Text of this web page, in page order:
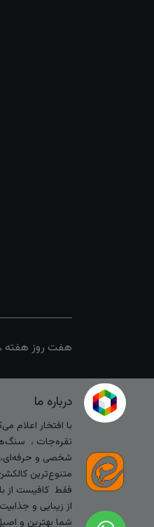
هفت روز هفته ، ۲۴ ساعت شبانه‌روز پاسخگوی شما هستیم
درباره ما
با افتخار اعلام
نقره‌جات ،
شخصی و حرفه‌ای،
متنوع‌ترین
فقط کافیست از
از زیبایی و
شما بهترین و